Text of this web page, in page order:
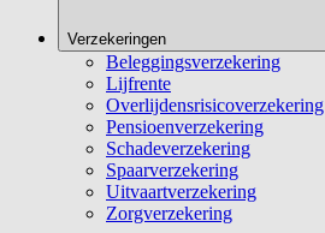
Verzekeringen
Beleggingsverzekering
Lijfrente
Overlijdensrisicoverzekering
Pensioenverzekering
Schadeverzekering
Spaarverzekering
Uitvaartverzekering
Zorgverzekering